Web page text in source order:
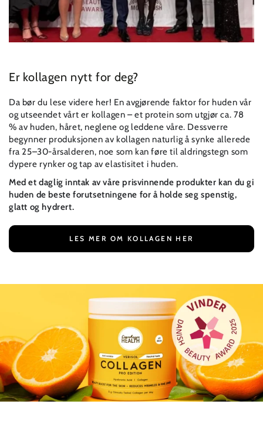
Er kollagen nytt for deg?
Da bør du lese videre her! En avgjørende faktor for huden vår
og utseendet vårt er kollagen – et protein som utgjør ca. 78
% av huden, håret, neglene og leddene våre. Dessverre
begynner produksjonen av kollagen naturlig å synke allerede
fra 25–30-årsalderen, noe som kan føre til aldringstegn som
dypere rynker og tap av elastisitet i huden.
Med et daglig inntak av våre prisvinnende produkter kan du gi
huden de beste forutsetningene for å holde seg spenstig,
glatt og hydrert.
LES MER OM KOLLAGEN HER